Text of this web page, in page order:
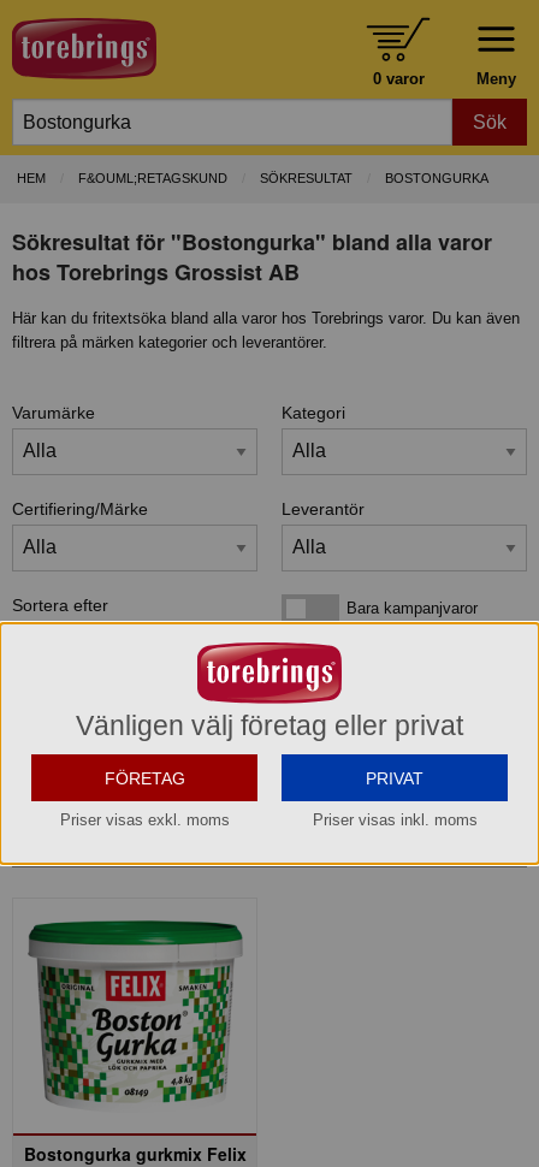
Meny
0 varor
Sök
HEM F&OUML;RETAGSKUND SÖKRESULTAT BOSTONGURKA
Sökresultat för "Bostongurka" bland alla varor
hos Torebrings Grossist AB
Här kan du fritextsöka bland alla varor hos Torebrings varor. Du kan även
filtrera på märken kategorier och leverantörer.
Varumärke Kategori
Certifiering/Märke Leverantör
Sortera efter Bara kampanjvarorBara kampanjvaror
Bara lagervaror
Visa maxläge 1 vara/rad
Visa standardläge 2 varor/rad
Bostongurka gurkmix Felix
Vänligen välj företag eller privat
FÖRETAG
Priser visas exkl. moms
PRIVAT
Priser visas inkl. moms